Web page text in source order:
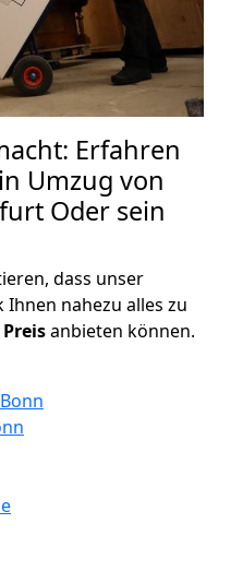
Erfahren
Umzug von
Oder sein
dass unser
nahezu alles zu
Preisanbieten können.